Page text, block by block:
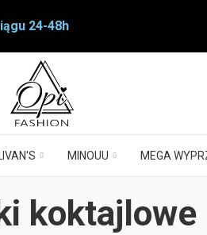
24-48h
LIVAN'S MINOUU MEGA
koktajlowe